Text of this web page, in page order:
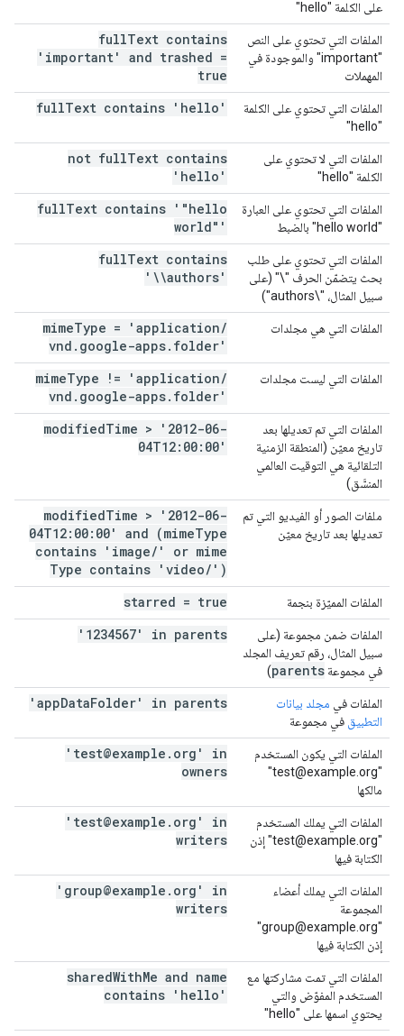
على الكلمة "hello"
الملفات التي تحتوي على النص
"important" والموجودة في
المهملات
fullText contains
'important' and trashed =
true
الملفات التي تحتوي على الكلمة
"hello"
fullText contains 'hello'
الملفات التي لا تحتوي على
الكلمة "hello"
not fullText contains
'hello'
الملفات التي تحتوي على العبارة
"hello world" بالضبط
fullText contains '"hello
world"'
الملفات التي تحتوي على طلب
بحث يتضمّن الحرف "\" (على
سبيل المثال، "\authors")
fullText contains
'\\authors'
الملفات التي هي مجلدات mimeType = 'application/
vnd . google-apps. folder'
الملفات التي ليست مجلدات mimeType != 'application/
vnd . google-apps. folder'
الملفات التي تم تعديلها بعد
تاريخ معيّن (المنطقة الزمنية
التلقائية هي التوقيت العالمي
المنسَّق)
modifiedTime > '2012-06-
04T12:00:00'
ملفات الصور أو الفيديو التي تم
تعديلها بعد تاريخ معيّن
modifiedTime > '2012-06-
04T12:00:00' and (mimeType
contains 'image/ ' or mime
Type contains 'video/ ')
الملفات المميّزة بنجمة starred = true
الملفات ضمن مجموعة (على
سبيل المثال، رقم تعريف المجلد
في مجموعة parents
)
'1234567' in parents
الملفات في مجلد بيانات
التطبيق في مجموعة
'appDataFolder' in parents
الملفات التي يكون المستخدم
"test@example.org"
مالكها
'test@example . org' in
owners
الملفات التي يملك المستخدم
"test@example.org" إذن
الكتابة فيها
'test@example . org' in
writers
الملفات التي يملك أعضاء
المجموعة
"group@example.org"
إذن الكتابة فيها
'group@example . org' in
writers
الملفات التي تمت مشاركتها مع
المستخدم المفوّض والتي
يحتوي اسمها على "hello"
sharedWithMe and name
contains 'hello'